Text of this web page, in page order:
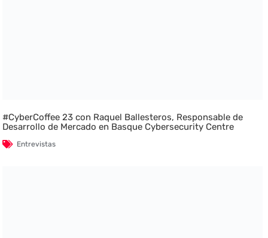
#CyberCoffee 23 con Raquel Ballesteros, Responsable de
Desarrollo de Mercado en Basque Cybersecurity Centre
Entrevistas